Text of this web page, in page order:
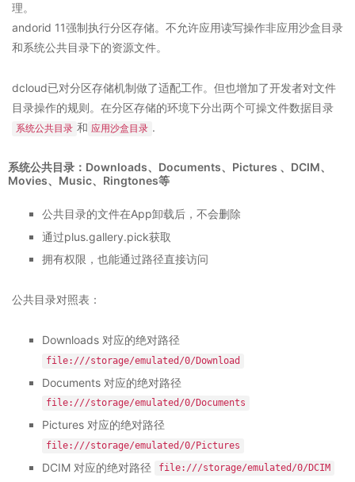
理。
andorid 11强制执行分区存储。不允许应用读写操作非应用沙盒目录
和系统公共目录下的资源文件。
dcloud已对分区存储机制做了适配工作。但也增加了开发者对文件
目录操作的规则。在分区存储的环境下分出两个可操文件数据目录
系统公共目录 和 应用沙盒目录 .
系统公共目录：Downloads、Documents、Pictures 、DCIM、
Movies、Music、Ringtones等
公共目录的文件在App卸载后，不会删除
通过plus.gallery.pick获取
拥有权限，也能通过路径直接访问
公共目录对照表：
Downloads 对应的绝对路径
file:///storage/emulated/0/Download
Documents 对应的绝对路径
file:///storage/emulated/0/Documents
Pictures 对应的绝对路径
file:///storage/emulated/0/Pictures
DCIM 对应的绝对路径 file:///storage/emulated/0/DCIM